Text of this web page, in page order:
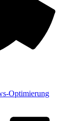
Optimierung